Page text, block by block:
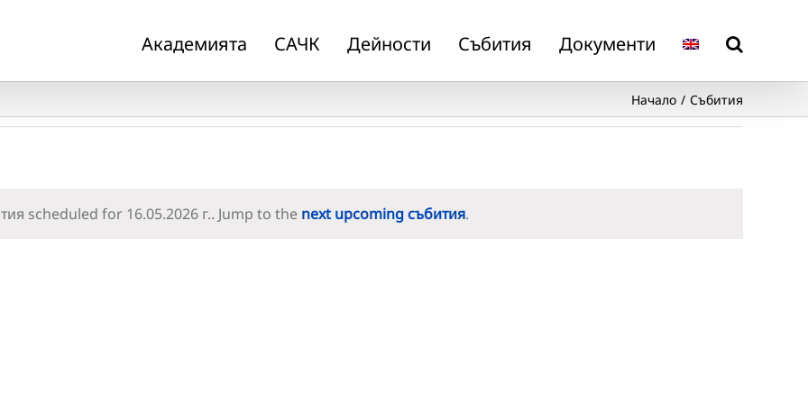
Академията САЧК Дейности Събития Документи
Начало Събития
Notice
scheduled for 16.05.2026 г.. Jump to the next upcoming събития.